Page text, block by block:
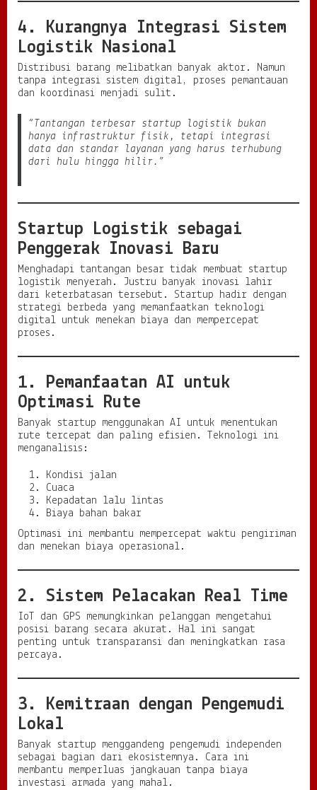
4. Kurangnya Integrasi Sistem
Logistik Nasional
Distribusi barang melibatkan banyak aktor. Namun
tanpa integrasi sistem digital, proses pemantauan
dan koordinasi menjadi sulit.
“Tantangan terbesar startup logistik bukan
hanya infrastruktur fisik, tetapi integrasi
data dan standar layanan yang harus terhubung
dari hulu hingga hilir.”
Startup Logistik sebagai
Penggerak Inovasi Baru
Menghadapi tantangan besar tidak membuat startup
logistik menyerah. Justru banyak inovasi lahir
dari keterbatasan tersebut. Startup hadir dengan
strategi berbeda yang memanfaatkan teknologi
digital untuk menekan biaya dan mempercepat
proses.
1. Pemanfaatan AI untuk
Optimasi Rute
Banyak startup menggunakan AI untuk menentukan
rute tercepat dan paling efisien. Teknologi ini
menganalisis:
Kondisi jalan
Cuaca
Kepadatan lalu lintas
Biaya bahan bakar
Optimasi ini membantu mempercepat waktu pengiriman
dan menekan biaya operasional.
2. Sistem Pelacakan Real Time
IoT dan GPS memungkinkan pelanggan mengetahui
posisi barang secara akurat. Hal ini sangat
penting untuk transparansi dan meningkatkan rasa
percaya.
3. Kemitraan dengan Pengemudi
Lokal
Banyak startup menggandeng pengemudi independen
sebagai bagian dari ekosistemnya. Cara ini
membantu memperluas jangkauan tanpa biaya
investasi armada yang mahal.